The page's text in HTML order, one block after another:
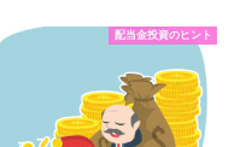
配当金投資のヒント